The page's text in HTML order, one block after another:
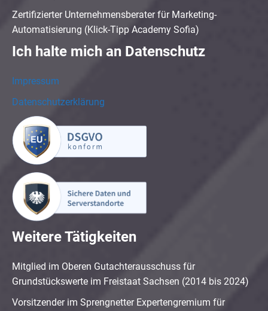
Zertifizierter Unternehmensberater für Marketing-
Automatisierung (Klick-Tipp Academy Sofia)
Ich halte mich an Datenschutz
Impressum
Datenschutzerklärung
Weitere Tätigkeiten
Mitglied im Oberen Gutachterausschuss für
Grundstückswerte im Freistaat Sachsen (2014 bis 2024)
Vorsitzender im Sprengnetter Expertengremium für